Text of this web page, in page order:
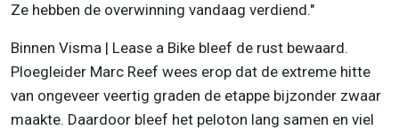
Ze hebben de overwinning vandaag verdiend."
Binnen Visma | Lease a Bike bleef de rust bewaard.
Ploegleider Marc Reef wees erop dat de extreme hitte
van ongeveer veertig graden de etappe bijzonder zwaar
maakte. Daardoor bleef het peloton lang samen en viel